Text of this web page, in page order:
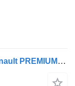
Volant moteur 35463 pour camion Renault PREMIUM 420